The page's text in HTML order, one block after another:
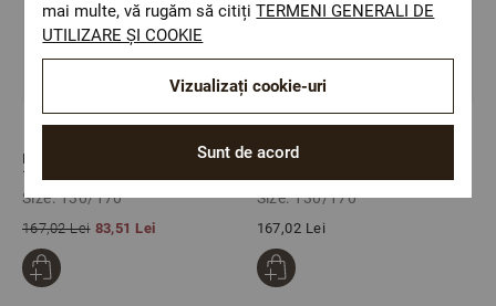
Patura Impletita MARILYN GRI
100% Acril 130/170 cm
Size: 130/170
167,02 Lei 83,51 Lei
Patura Impletita MARILYN BEJ
Size: 130/170
167,02 Lei
mai multe, vă rugăm să citițiTERMENI GENERALI DE
UTILIZARE ȘI COOKIE
Sunt de acord
Vizualizați cookie-uri